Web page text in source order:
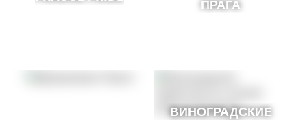
ПРАГА
ВИНОГРАДСКИЕ